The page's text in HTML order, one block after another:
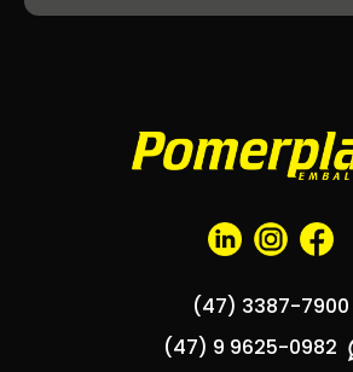
(47) 3387-7900
(47) 9 9625-0982